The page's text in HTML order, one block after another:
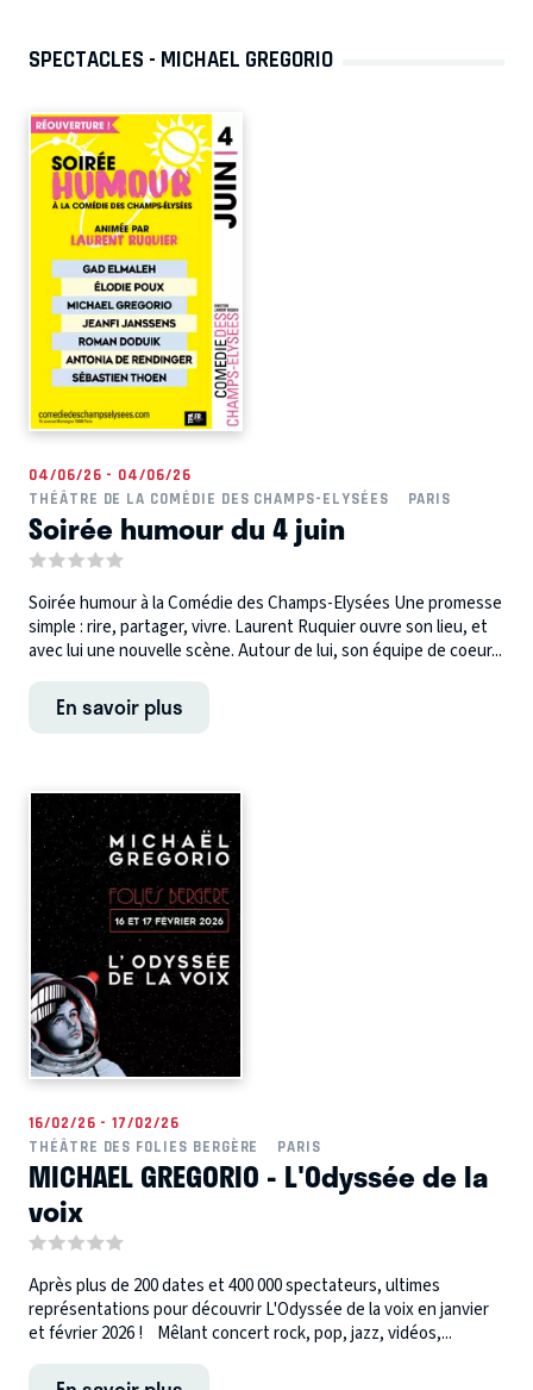
SPECTACLES - MICHAEL GREGORIO
04/06/26 - 04/06/26
THÉÂTRE DE LA COMÉDIE DES CHAMPS-ELYSÉES
PARIS
Soirée humour du 4 juin
Soirée humour à la Comédie des Champs-Elysées Une promesse
simple : rire, partager, vivre. Laurent Ruquier ouvre son lieu, et
avec lui une nouvelle scène. Autour de lui, son équipe de coeur...
En savoir plus
16/02/26 - 17/02/26
THÉÂTRE DES FOLIES BERGÈRE
PARIS
MICHAEL GREGORIO - L'Odyssée de la
voix
Après plus de 200 dates et 400 000 spectateurs, ultimes
représentations pour découvrir L'Odyssée de la voix en janvier
et février 2026 ! Mêlant concert rock, pop, jazz, vidéos,...